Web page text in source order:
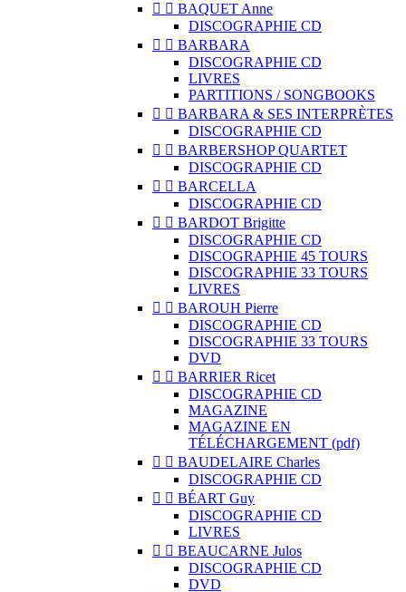
  BAQUET Anne
DISCOGRAPHIE CD
  BARBARA
DISCOGRAPHIE CD
LIVRES
PARTITIONS / SONGBOOKS
  BARBARA & SES INTERPRÈTES
DISCOGRAPHIE CD
  BARBERSHOP QUARTET
DISCOGRAPHIE CD
  BARCELLA
DISCOGRAPHIE CD
  BARDOT Brigitte
DISCOGRAPHIE CD
DISCOGRAPHIE 45 TOURS
DISCOGRAPHIE 33 TOURS
LIVRES
  BAROUH Pierre
DISCOGRAPHIE CD
DISCOGRAPHIE 33 TOURS
DVD
  BARRIER Ricet
DISCOGRAPHIE CD
MAGAZINE
MAGAZINE EN
TÉLÉCHARGEMENT (pdf)
  BAUDELAIRE Charles
DISCOGRAPHIE CD
  BÉART Guy
DISCOGRAPHIE CD
LIVRES
  BEAUCARNE Julos
DISCOGRAPHIE CD
DVD